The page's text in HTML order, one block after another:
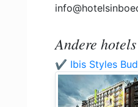
Andere
✔️ Ibis Styles